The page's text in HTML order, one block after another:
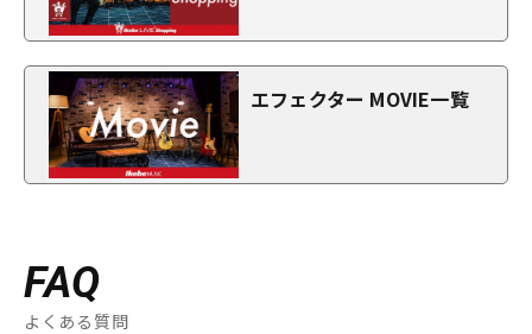
エフェクター MOVIE一覧
FAQ
よくある質問